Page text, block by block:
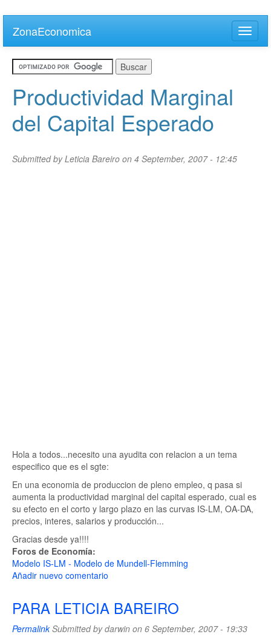
main
content
ZonaEconomica
Toggle
Productividad Marginal
del Capital Esperado
Submitted byLeticia Bareiro on 4 September, 2007 - 12:45
Hola a todos...necesito una ayudita con relacion a un tema
especifico que es el sgte:
En una economia de produccion de pleno empleo, q pasa si
aumenta la productividad marginal del capital esperado, cual es
su efecto en el corto y largo plazo en las curvas IS-LM, OA-DA,
precios, interes, salarios y producción...
Gracias desde ya!!!!
Foros de Economía:
Modelo IS-LM - Modelo de Mundell-Flemming
Añadir nuevo comentario
PARA LETICIA BAREIRO
PermalinkSubmitted bydarwin on 6 September, 2007 - 19:33